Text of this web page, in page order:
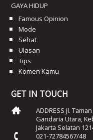
GAYA HIDUP
Famous Opinion
Mode
Sehat
Ulasan
Tips
Komen Kamu
GET IN TOUCH
ADDRESS Jl.
Gandaria Utara,
Jakarta Selatan
021-72784567/48